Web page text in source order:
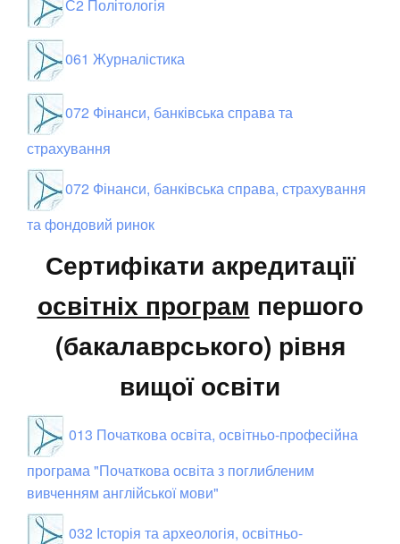
С2 Політологія
061 Журналістика
072 Фінанси, банківська справа та
страхування
072 Фінанси, банківська справа, страхування
та фондовий ринок
Сертифікати акредитації
освітніх програм першого
(бакалаврського) рівня
вищої освіти
013 Початкова освіта, освітньо-професійна
програма "Початкова освіта з поглибленим
вивченням англійської мови"
032 Історія та археологія, освітньо-